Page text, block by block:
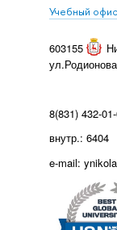
Учебный офис
603155
8(831) 432-
внутр.: 6404
e-mail: